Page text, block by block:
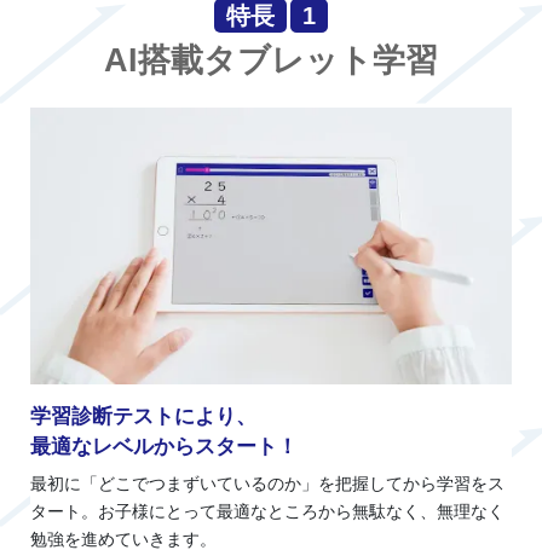
特長 1
AI搭載タブレット学習
学習診断テストにより、
最適なレベルからスタート！
最初に「どこでつまずいているのか」を把握してから学習をス
タート。お子様にとって最適なところから無駄なく、無理なく
勉強を進めていきます。